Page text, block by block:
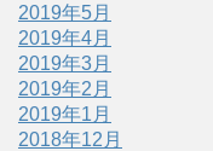
2019年5月
2019年4月
2019年3月
2019年2月
2019年1月
2018年12月